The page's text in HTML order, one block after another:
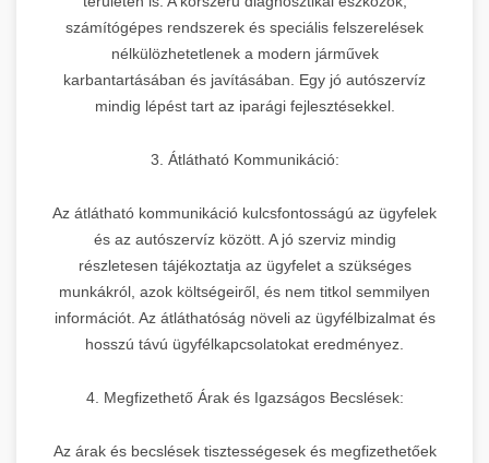
számítógépes rendszerek és speciális felszerelések
nélkülözhetetlenek a modern járművek
karbantartásában és javításában. Egy jó autószervíz
mindig lépést tart az iparági fejlesztésekkel.
3. Átlátható Kommunikáció:
Az átlátható kommunikáció kulcsfontosságú az ügyfelek
és az autószervíz között. A jó szerviz mindig
részletesen tájékoztatja az ügyfelet a szükséges
munkákról, azok költségeiről, és nem titkol semmilyen
információt. Az átláthatóság növeli az ügyfélbizalmat és
hosszú távú ügyfélkapcsolatokat eredményez.
4. Megfizethető Árak és Igazságos Becslések:
Az árak és becslések tisztességesek és megfizethetőek